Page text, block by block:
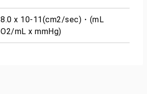
8.0 x 10-11(cm2/sec)・(mL
O2/mL x mmHg)